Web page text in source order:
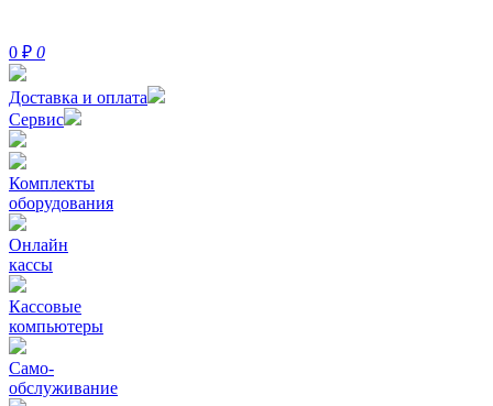
0 ₽ 0
Доставка и оплата
Сервис
Комплекты
оборудования
Онлайн
кассы
Кассовые
компьютеры
Само-
обслуживание